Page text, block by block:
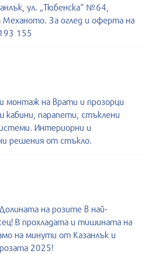
ул. „Тюбенска“ №64,
Механото. За оглед и оферта на
155
монтаж на врати и прозорци
кабини, парапети, стъклени
Интериорни и
решения от стъкло.
на розите в най-
В прохладата и тишината на
на минути от Казанлък и
2025!